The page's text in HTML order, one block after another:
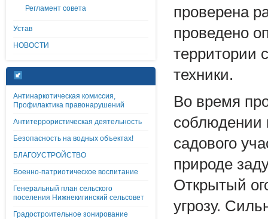
Регламент совета
Устав
НОВОСТИ
Антинаркотическая комиссия,
Профилактика правонарушений
Антитеррористическая деятельность
Безопасность на водных объектах!
БЛАГОУСТРОЙСТВО
Военно-патриотическое воспитание
Генеральный план сельского
поселения Нижнекигинский сельсовет
Градостроительное зонирование
проверена
проведено
территории
техники.
Во время
соблюдении
садового
природе
Открытый
угрозу.